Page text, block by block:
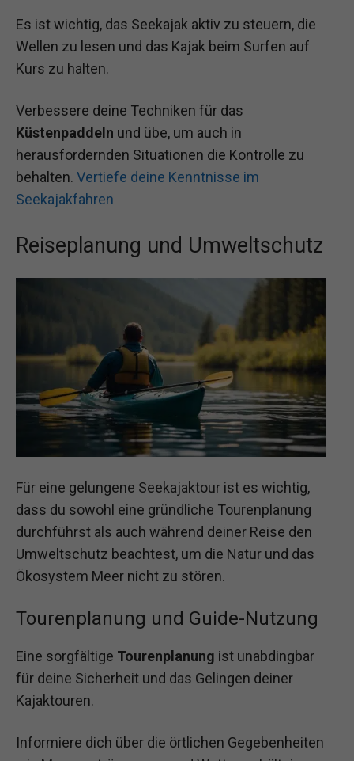
Es ist wichtig, das Seekajak aktiv zu steuern, die
Wellen zu lesen und das Kajak beim Surfen auf
Kurs zu halten.
Verbessere deine Techniken für das
Küstenpaddeln und übe, um auch in
herausfordernden Situationen die Kontrolle zu
behalten. Vertiefe deine Kenntnisse im
Seekajakfahren
Reiseplanung und Umweltschutz
Für eine gelungene Seekajaktour ist es wichtig,
dass du sowohl eine gründliche Tourenplanung
durchführst als auch während deiner Reise den
Umweltschutz beachtest, um die Natur und das
Ökosystem Meer nicht zu stören.
Tourenplanung und Guide-Nutzung
Eine sorgfältige Tourenplanung ist unabdingbar
für deine Sicherheit und das Gelingen deiner
Kajaktouren.
Informiere dich über die örtlichen Gegebenheiten